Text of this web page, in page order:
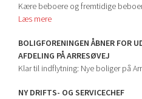
Kære beboere og fremtidige
Læs mere
BOLIGFORENINGEN ÅBNER FOR
AFDELING PÅ ARRESØVEJ
Klar til indflytning: Nye boliger på
NY DRIFTS- OG SERVICECHEF